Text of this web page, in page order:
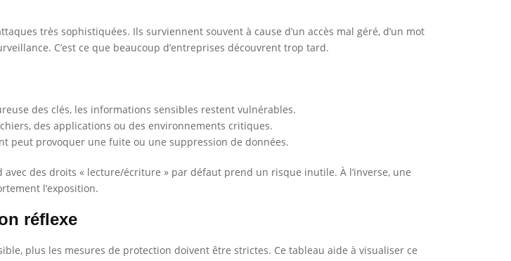
très sophistiquées. Ils surviennent souvent à cause d’un accès mal géré, d’un mot
C’est ce que beaucoup d’entreprises découvrent trop tard.
des clés, les informations sensibles restent vulnérables.
des applications ou des environnements critiques.
peut provoquer une fuite ou une suppression de données.
des droits « lecture/écriture » par défaut prend un risque inutile. À l’inverse, une
l’exposition.
réflexe
plus les mesures de protection doivent être strictes. Ce tableau aide à visualiser ce